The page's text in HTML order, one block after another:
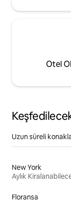
Otel
Uzun süreli
New York
Aylık
Floransa